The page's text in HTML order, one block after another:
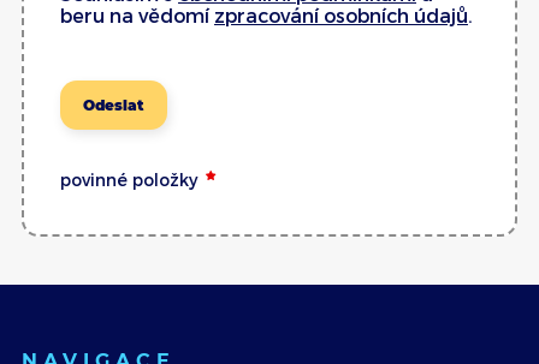
beru na vědomí zpracování osobních údajů
Odeslat
povinné položky